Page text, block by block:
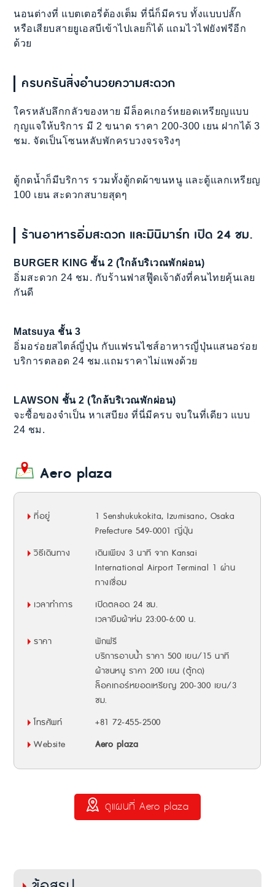
นอนต่างที่ แบตเตอรี่ต้องเต็ม ที่นี่ก็มีครบ ทั้งแบบปลั๊ก
หรือเสียบสายยูเอสบีเข้าไปเลยก็ได้ แถมไวไฟยังฟรีอีก
ด้วย
ครบครันสิ่งอำนวยความสะดวก
ใครหลับลึกกลัวของหาย มีล็อคเกอร์หยอดเหรียญแบบ
กุญแจให้บริการ มี 2 ขนาด ราคา 200-300 เยน ฝากได้ 3
ชม. จัดเป็นโซนหลับพักครบวงจรจริงๆ
ตู้กดน้ำก็มีบริการ รวมทั้งตู้กดผ้าขนหนู และตู้แลกเหรียญ
100 เยน สะดวกสบายสุดๆ
ร้านอาหารอิ่มสะดวก และมินิมาร์ท เปิด 24 ชม.
BURGER KING ชั้น 2 (ใกล้บริเวณพักผ่อน)
อิ่มสะดวก 24 ชม. กับร้านฟาสฟู๊ดเจ้าดังที่คนไทยคุ้นเลย
กันดี
Matsuya ชั้น 3
อิ่มอร่อยสไตล์ญี่ปุ่น กับแฟรนไชส์อาหารญี่ปุ่นแสนอร่อย
บริการตลอด 24 ชม.แถมราคาไม่แพงด้วย
LAWSON ชั้น 2 (ใกล้บริเวณพักผ่อน)
จะซื้อของจำเป็น หาเสบียง ที่นี่มีครบ จบในที่เดียว แบบ
24 ชม.
Aero plaza
ที่อยู่
1 Senshukukokita, Izumisano, Osaka
Prefecture 549-0001 ญี่ปุ่น
วิธีเดินทาง
เดินเพียง 3 นาที จาก Kansai
International Airport Terminal 1 ผ่าน
ทางเชื่อม
เวลาทำการ
เปิดตลอด 24 ชม.
เวลายืมผ้าห่ม 23:00-6:00 น.
ราคา
พักฟรี
บริการอาบน้ำ ราคา 500 เยน/15 นาที
ผ้าขนหนู ราคา 200 เยน (ตู้กด)
ล็อคเกอร์หยอดเหรียญ 200-300 เยน/3
ชม.
โทรศัพท์
+81 72-455-2500
Website
Aero plaza
ดูแผนที่ Aero plaza